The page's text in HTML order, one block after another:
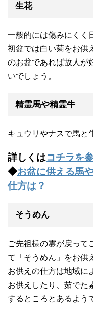
生花
一般的には傷みにくく
初盆では白い菊をお供
のお盆であれば故人が
いでしょう。
精霊馬や精霊牛
キュウリやナスで馬と
詳しくはコチラを
◆お盆に供える馬
仕方は？
そうめん
ご先祖様の霊が戻って
て「そうめん」をお供
お供えの仕方は地域に
お供えしたり、茹でた
するところとあるよう